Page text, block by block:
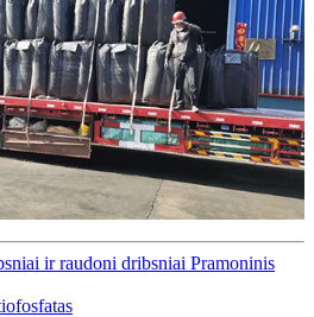
ir raudoni dribsniai Pramoninis